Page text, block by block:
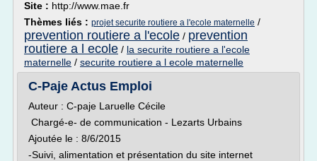
Site : http://www.mae.fr
Thèmes liés : projet securite routiere a l'ecole maternelle /
prevention routiere a l'ecole / prevention
routiere a l ecole / la securite routiere a l'ecole
maternelle / securite routiere a l ecole maternelle
C-Paje Actus Emploi
Auteur : C-paje Laruelle Cécile
Chargé-e- de communication - Lezarts Urbains
Ajoutée le : 8/6/2015
-Suivi, alimentation et présentation du site internet